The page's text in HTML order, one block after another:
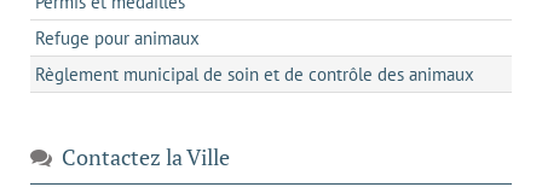
Refuge pour animaux
Règlement municipal de soin et de contrôle des animaux
Contactez la Ville